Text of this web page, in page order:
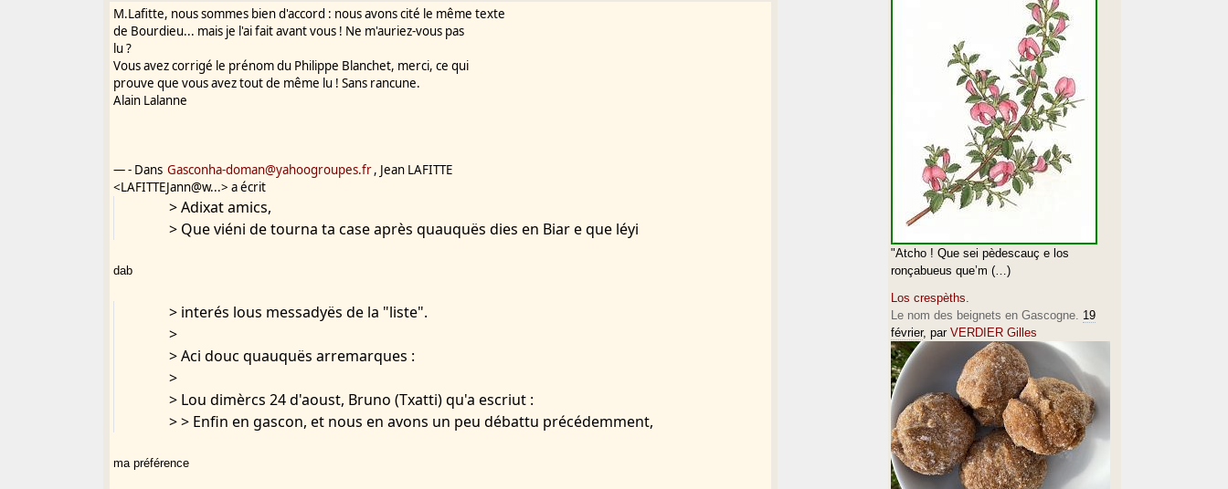
M.Lafitte, nous sommes bien d'accord : nous avons cité le même texte
de Bourdieu... mais je l'ai fait avant vous ! Ne m'auriez-vous pas
lu ?
Vous avez corrigé le prénom du Philippe Blanchet, merci, ce qui
prouve que vous avez tout de même lu ! Sans rancune.
Alain Lalanne
— - Dans Gasconha-doman@yahoogroupes.fr, Jean LAFITTE
<LAFITTEJann@w...> a écrit
> Adixat amics,
> Que viéni de tourna ta case après quauquës dies en Biar e que léyi
dab
> interés lous messadyës de la "liste".
>
> Aci douc quauquës arremarques :
>
> Lou dimèrcs 24 d'aoust, Bruno (Txatti) qu'a escriut :
> > Enfin en gascon, et nous en avons un peu débattu précédemment,
ma préférence
"Atcho ! Que sei pèdescauç e los
ronçabueus que’m (…)
Los crespèths.
Le nom des beignets en Gascogne. 19
février, par VERDIER Gilles